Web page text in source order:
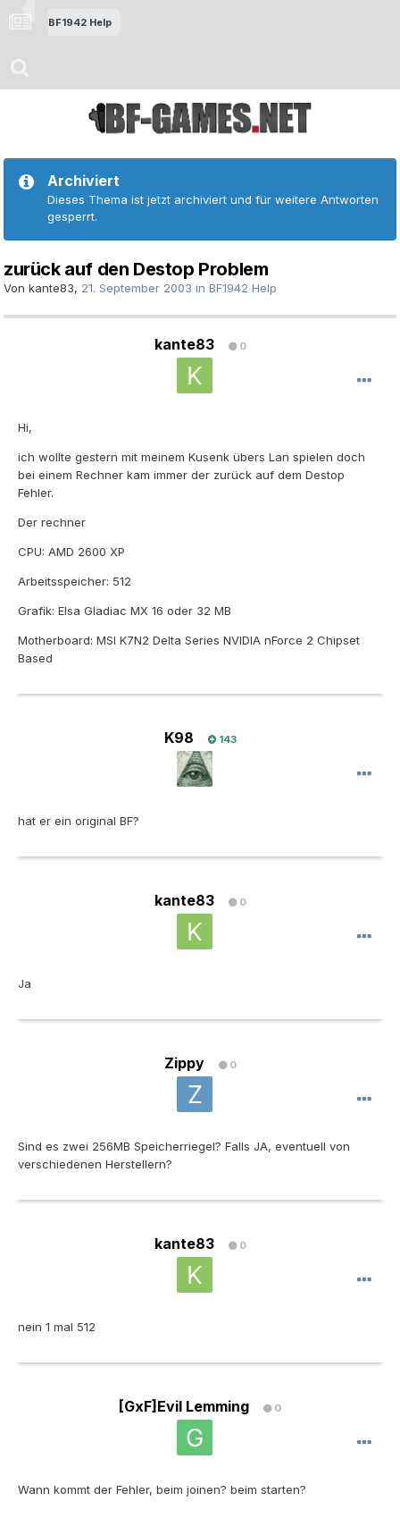
BF1942 Help
Archiviert
Dieses Thema ist jetzt archiviert und für weitere Antworten
gesperrt.
zurück auf den Destop Problem
Von kante83, 21. September 2003 in BF1942 Help
kante83 0
Hi,
ich wollte gestern mit meinem Kusenk übers Lan spielen doch
bei einem Rechner kam immer der zurück auf dem Destop
Fehler.
Der rechner
CPU: AMD 2600 XP
Arbeitsspeicher: 512
Grafik: Elsa Gladiac MX 16 oder 32 MB
Motherboard: MSI K7N2 Delta Series NVIDIA nForce 2 Chipset
Based
K98 143
hat er ein original BF?
kante83 0
Ja
Zippy 0
Sind es zwei 256MB Speicherriegel? Falls JA, eventuell von
verschiedenen Herstellern?
kante83 0
nein 1 mal 512
[GxF]Evil Lemming 0
Wann kommt der Fehler, beim joinen? beim starten?